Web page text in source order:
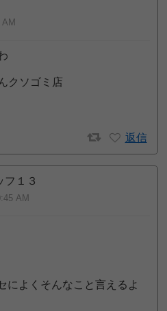
AM
クソゴミ店
返信
フ１３
AM
によくそんなこと言えるよ